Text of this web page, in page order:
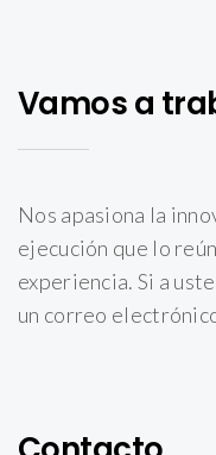
Vamos a
Nos apasiona la
ejecución que lo
experiencia. Si a
un correo